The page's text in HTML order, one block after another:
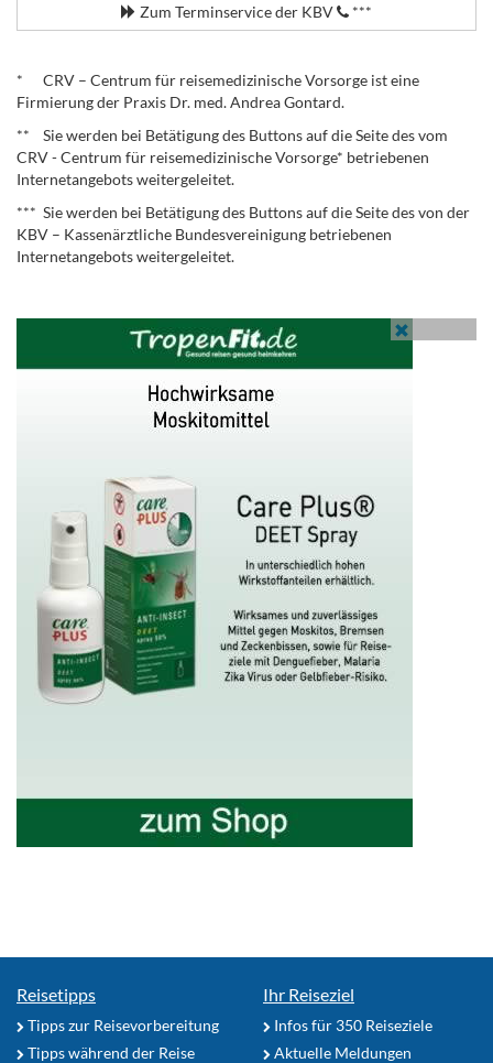
Zum Terminservice der KBV ***
* CRV – Centrum für reisemedizinische Vorsorge ist eine
Firmierung der Praxis Dr. med. Andrea Gontard.
** Sie werden bei Betätigung des Buttons auf die Seite des vom
CRV - Centrum für reisemedizinische Vorsorge* betriebenen
Internetangebots weitergeleitet.
*** Sie werden bei Betätigung des Buttons auf die Seite des von der
KBV – Kassenärztliche Bundesvereinigung betriebenen
Internetangebots weitergeleitet.
Reisetipps
Tipps zur Reisevorbereitung
Tipps während der Reise
Ihr Reiseziel
Infos für 350 Reiseziele
Aktuelle Meldungen